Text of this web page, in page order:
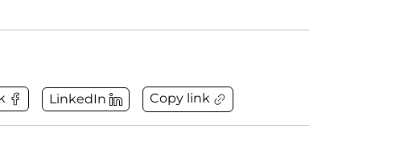
LinkedIn Copy link